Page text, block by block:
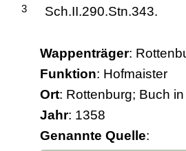
3 Sch.II.290.Stn.343.
Wappenträger:
Funktion: Hofmaister
Ort: Rottenburg; Buch in
Jahr: 1358
Genannte Quelle: